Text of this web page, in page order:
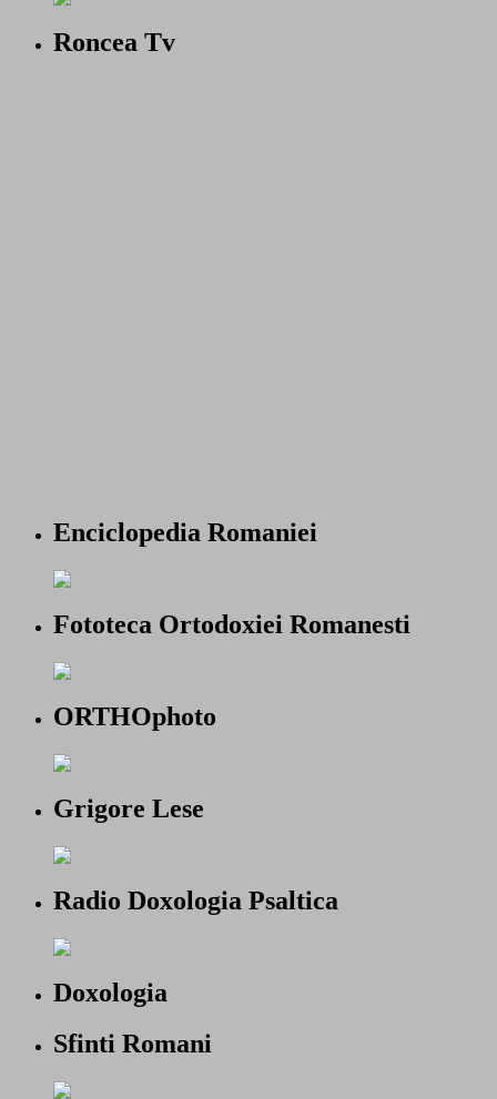
Roncea Tv
Enciclopedia Romaniei
Fototeca Ortodoxiei Romanesti
ORTHOphoto
Grigore Lese
Radio Doxologia Psaltica
Doxologia
Sfinti Romani